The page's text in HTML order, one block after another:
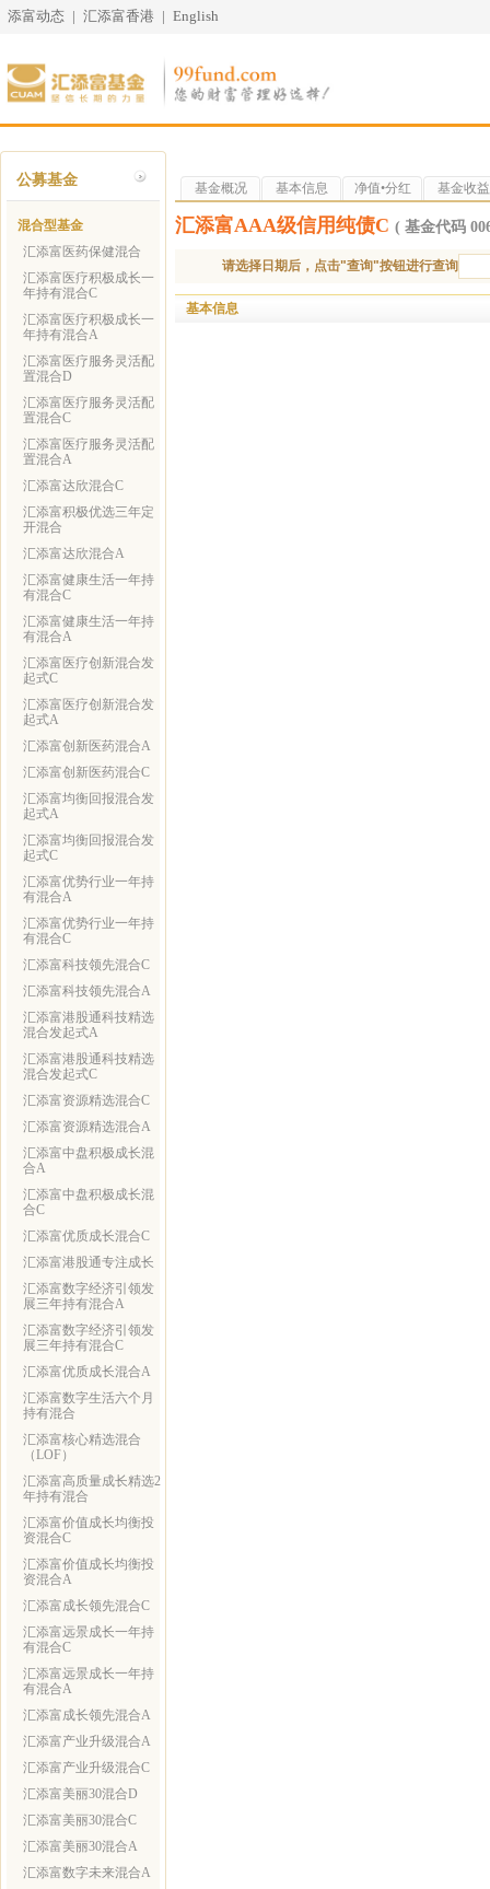
添富动态 | 汇添富香港 | English
公募基金
混合型基金
汇添富医药保健混合
汇添富医疗积极成长一
年持有混合C
汇添富医疗积极成长一
年持有混合A
汇添富医疗服务灵活配
置混合D
汇添富医疗服务灵活配
置混合C
汇添富医疗服务灵活配
置混合A
汇添富达欣混合C
汇添富积极优选三年定
开混合
汇添富达欣混合A
汇添富健康生活一年持
有混合C
汇添富健康生活一年持
有混合A
汇添富医疗创新混合发
起式C
汇添富医疗创新混合发
起式A
汇添富创新医药混合A
汇添富创新医药混合C
汇添富均衡回报混合发
起式A
汇添富均衡回报混合发
起式C
汇添富优势行业一年持
有混合A
汇添富优势行业一年持
有混合C
汇添富科技领先混合C
汇添富科技领先混合A
汇添富港股通科技精选
混合发起式A
汇添富港股通科技精选
混合发起式C
汇添富资源精选混合C
汇添富资源精选混合A
汇添富中盘积极成长混
合A
汇添富中盘积极成长混
合C
汇添富优质成长混合C
汇添富港股通专注成长
汇添富数字经济引领发
展三年持有混合A
汇添富数字经济引领发
展三年持有混合C
汇添富优质成长混合A
汇添富数字生活六个月
持有混合
汇添富核心精选混合
（LOF）
汇添富高质量成长精选2
年持有混合
汇添富价值成长均衡投
资混合C
汇添富价值成长均衡投
资混合A
汇添富成长领先混合C
汇添富远景成长一年持
有混合C
汇添富远景成长一年持
有混合A
汇添富成长领先混合A
汇添富产业升级混合A
汇添富产业升级混合C
汇添富美丽30混合D
汇添富美丽30混合C
汇添富美丽30混合A
汇添富数字未来混合A
基金概况 基本信息 净值•分红 基金收益
汇添富AAA级信用纯债C ( 基金代码
请选择日期后，点击"查询"按钮进行查询
基本信息